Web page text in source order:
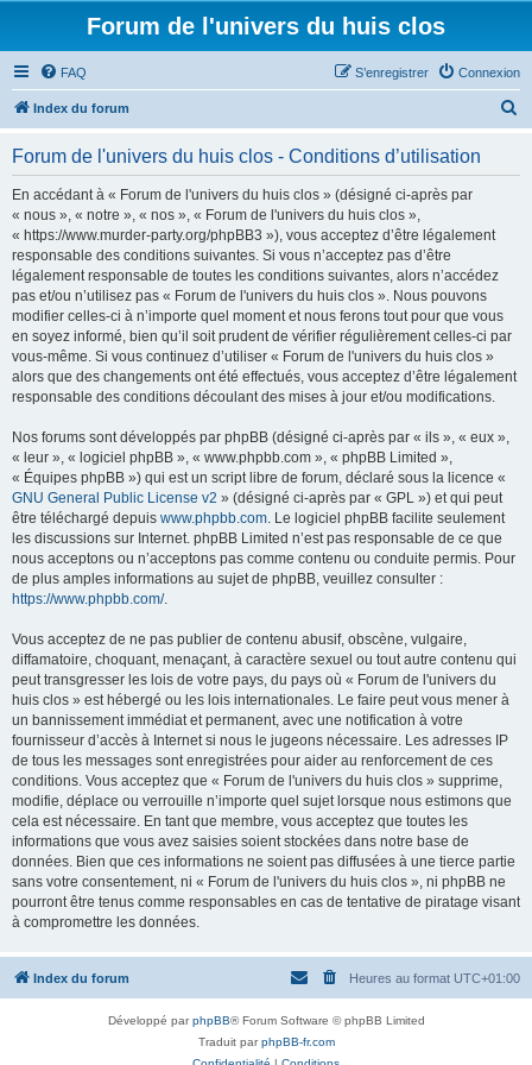
Forum de l'univers du huis clos
FAQ Connexion
S’enregistrer
Index du forum
Forum de l'univers du huis clos - Conditions d’utilisation
En accédant à « Forum de l'univers du huis clos » (désigné ci-après par
« nous », « notre », « nos », « Forum de l'univers du huis clos »,
« https://www.murder-party.org/phpBB3 »), vous acceptez d’être légalement
responsable des conditions suivantes. Si vous n’acceptez pas d’être
légalement responsable de toutes les conditions suivantes, alors n’accédez
pas et/ou n’utilisez pas « Forum de l'univers du huis clos ». Nous pouvons
modifier celles-ci à n’importe quel moment et nous ferons tout pour que vous
en soyez informé, bien qu’il soit prudent de vérifier régulièrement celles-ci par
vous-même. Si vous continuez d’utiliser « Forum de l'univers du huis clos »
alors que des changements ont été effectués, vous acceptez d’être légalement
responsable des conditions découlant des mises à jour et/ou modifications.
Nos forums sont développés par phpBB (désigné ci-après par « ils », « eux »,
« leur », « logiciel phpBB », « www.phpbb.com », « phpBB Limited »,
« Équipes phpBB ») qui est un script libre de forum, déclaré sous la licence «
GNU General Public License v2 » (désigné ci-après par « GPL ») et qui peut
être téléchargé depuis www.phpbb.com. Le logiciel phpBB facilite seulement
les discussions sur Internet. phpBB Limited n’est pas responsable de ce que
nous acceptons ou n’acceptons pas comme contenu ou conduite permis. Pour
de plus amples informations au sujet de phpBB, veuillez consulter :
https://www.phpbb.com/.
Vous acceptez de ne pas publier de contenu abusif, obscène, vulgaire,
diffamatoire, choquant, menaçant, à caractère sexuel ou tout autre contenu qui
peut transgresser les lois de votre pays, du pays où « Forum de l'univers du
huis clos » est hébergé ou les lois internationales. Le faire peut vous mener à
un bannissement immédiat et permanent, avec une notification à votre
fournisseur d’accès à Internet si nous le jugeons nécessaire. Les adresses IP
de tous les messages sont enregistrées pour aider au renforcement de ces
conditions. Vous acceptez que « Forum de l'univers du huis clos » supprime,
modifie, déplace ou verrouille n’importe quel sujet lorsque nous estimons que
cela est nécessaire. En tant que membre, vous acceptez que toutes les
informations que vous avez saisies soient stockées dans notre base de
données. Bien que ces informations ne soient pas diffusées à une tierce partie
sans votre consentement, ni « Forum de l'univers du huis clos », ni phpBB ne
pourront être tenus comme responsables en cas de tentative de piratage visant
à compromettre les données.
Index du forum Heures au format UTC+01:00
Développé parphpBB® Forum Software © phpBB Limited
Traduit parphpBB-fr.com